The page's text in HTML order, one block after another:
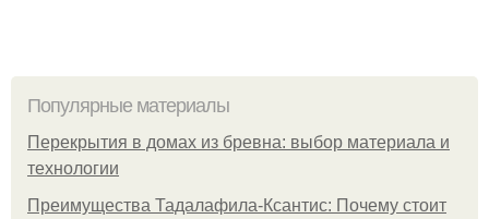
Популярные материалы
Перекрытия в домах из бревна: выбор материала и
технологии
Преимущества Тадалафила-Ксантис: Почему стоит